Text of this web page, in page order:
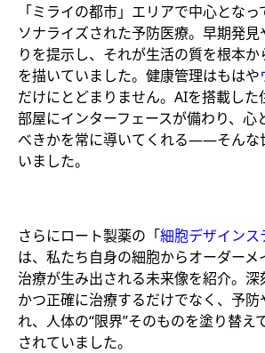
「ミライの都市」エリアで中心とな
ソナライズされた予防医療。早期発見
りを提示し、それが生活の質を根本
を描いていました。健康管理はもはや
だけにとどまりません。AIを搭載した
部屋にインターフェースが備わり、心
べきかを常に導いてくれる――そんな
いました。
さらにロート製薬の「細胞デザインス
は、私たち自身の細胞からオーダーメ
治療が生み出される未来像を紹介。深
かつ正確に治療するだけでなく、予防
れ、人体の“限界”そのものを塗り替え
されていました。